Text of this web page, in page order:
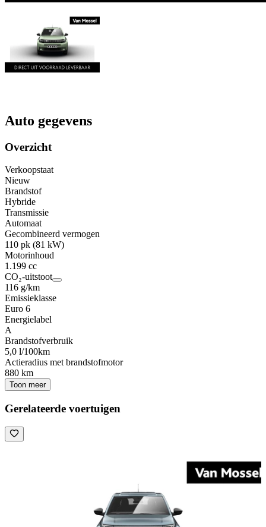
Auto gegevens
Overzicht
Verkoopstaat
Nieuw
Brandstof
Hybride
Transmissie
Automaat
Gecombineerd vermogen
110 pk (81 kW)
Motorinhoud
1.199 cc
CO₂-uitstoot
116 g/km
Emissieklasse
Euro 6
Energielabel
A
Brandstofverbruik
5,0 l/100km
Actieradius met brandstofmotor
880 km
Toon meer
Gerelateerde voertuigen